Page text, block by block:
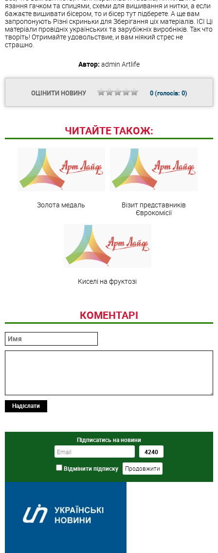
язання гачком та спицями, схеми для вишивання и нитки, а если
бажаєте вишивати бісером, то и бісер тут підберете. А ще вам
запропонують Різні скриньки для Зберігання ціх матеріалів. ІСІ Ці
матеріали провідніх українських та зарубіжніх виробніків. Так что
творіть! Отримайте удовольствие, и вам ніякий стрес не
страшно.
Автор: admin Artlife
ОЦІНИТИ НОВИНУ 0(голосів: 0)
ЧИТАЙТЕ ТАКОЖ:
Золота медаль
Візит представників
Єврокомісії
Киселі на фруктозі
КОМЕНТАРІ
Надіслати
Підписатись на новини
Відмінити підписку